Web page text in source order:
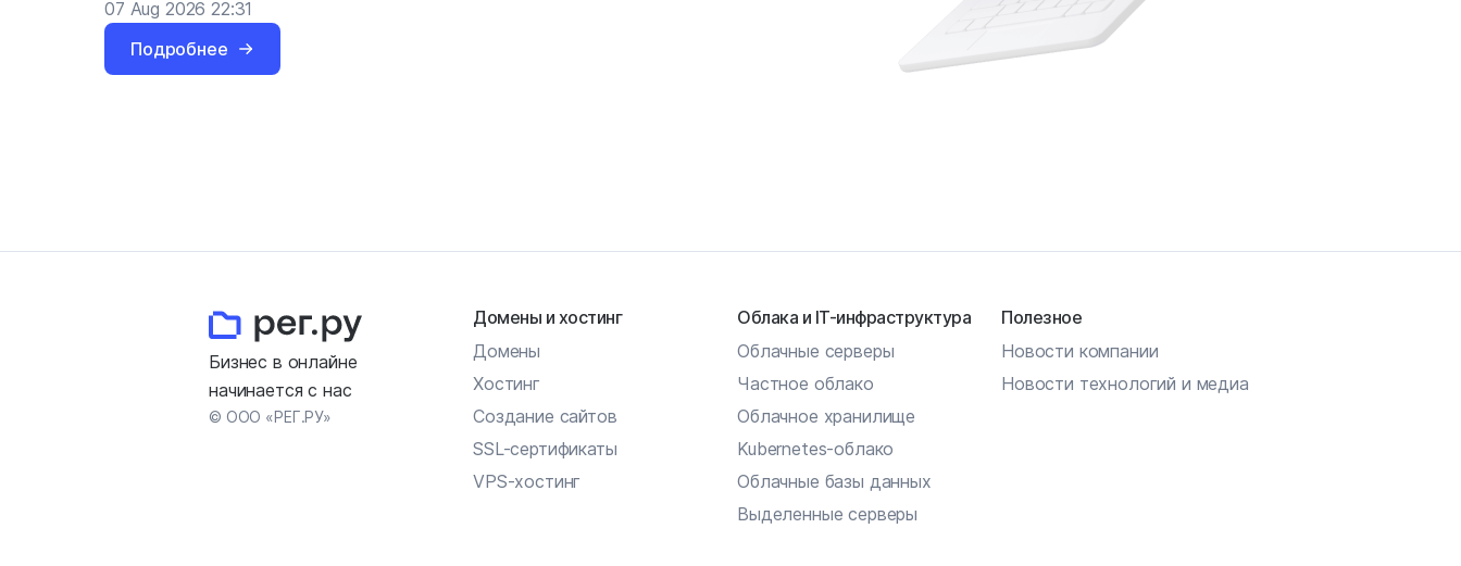
07 Aug 2026 22:31
Подробнее
Бизнес в онлайне
начинается с нас
© ООО «РЕГ.РУ»
Домены и хостинг
Домены
Хостинг
Создание сайтов
SSL-сертификаты
VPS-хостинг
Облака и IT-инфраструктура
Облачные серверы
Частное облако
Облачное хранилище
Kubernetes-облако
Облачные базы данных
Выделенные серверы
Полезное
Новости компании
Новости технологий и медиа